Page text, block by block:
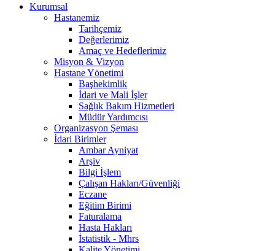
Kurumsal
Hastanemiz
Tarihçemiz
Değerlerimiz
Amaç ve Hedeflerimiz
Misyon & Vizyon
Hastane Yönetimi
Başhekimlik
İdari ve Mali İşler
Sağlık Bakım Hizmetleri
Müdür Yardımcısı
Organizasyon Şeması
İdari Birimler
Ambar Ayniyat
Arşiv
Bilgi İşlem
Çalışan Hakları/Güvenliği
Eczane
Eğitim Birimi
Faturalama
Hasta Hakları
İstatistik - Mhrs